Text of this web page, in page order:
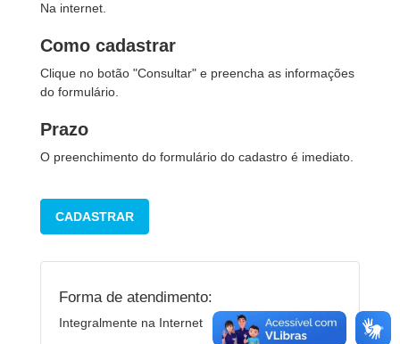
Na internet.
Como cadastrar
Clique no botão "Consultar" e preencha as informações
do formulário.
Prazo
O preenchimento do formulário do cadastro é imediato.
CADASTRAR
Forma de atendimento:
Integralmente na Internet